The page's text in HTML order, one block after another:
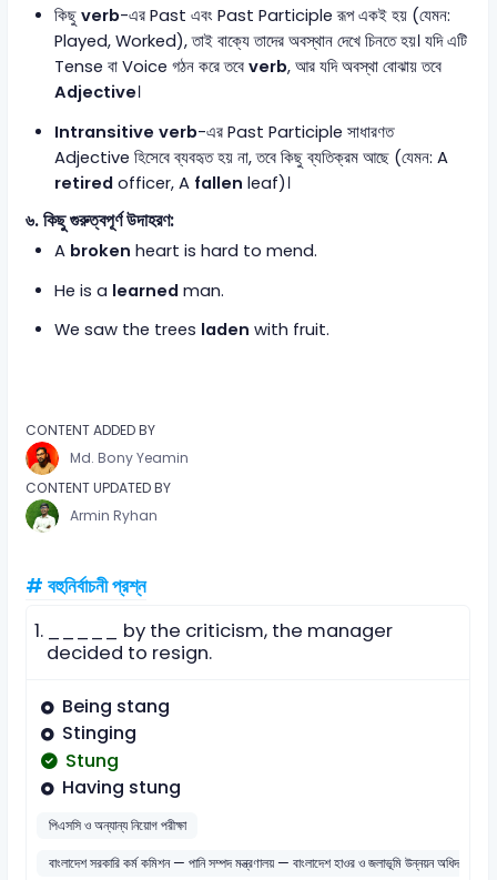
কিছু verb-এর Past এবং Past Participle রূপ একই হয় (যেমন:
Played, Worked), তাই বাক্যে তাদের অবস্থান দেখে চিনতে হয়। যদি এটি
Tense বা Voice গঠন করে তবে verb, আর যদি অবস্থা বোঝায় তবে
Adjective।
Intransitive verb-এর Past Participle সাধারণত
Adjective হিসেবে ব্যবহৃত হয় না, তবে কিছু ব্যতিক্রম আছে (যেমন: A
retiredofficer, A fallen leaf)।
৬. কিছু গুরুত্বপূর্ণ উদাহরণ:
A broken heart is hard to mend.
He is a learnedman.
We saw the trees laden with fruit.
CONTENT ADDED BY
Md. Bony Yeamin
CONTENT UPDATED BY
Armin Ryhan
# বহুনির্বাচনী প্রশ্ন
1.
_____ by the criticism, the manager
decided to resign.
Being stang
Stinging
Stung
Having stung
পিএসসি ও অন্যান্য নিয়োগ পরীক্ষা
বাংলাদেশ সরকারি কর্ম কমিশন — পানি সম্পদ মন্ত্রণালয় — বাংলাদেশ হাওর ও জলাভূমি উন্নয়ন অধিদপ্তর